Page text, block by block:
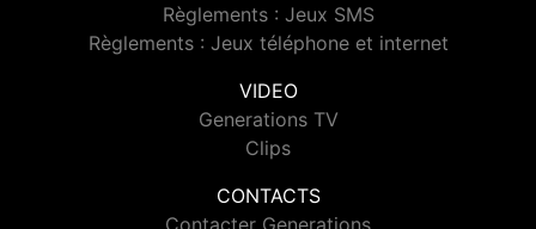
Règlements : Jeux SMS
Règlements : Jeux téléphone et internet
VIDEO
Generations TV
Clips
CONTACTS